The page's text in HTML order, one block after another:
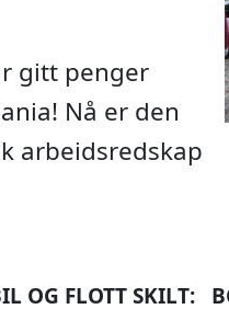
gitt penger
Nå er den
arbeidsredskap
OG FLOTT SKILT: